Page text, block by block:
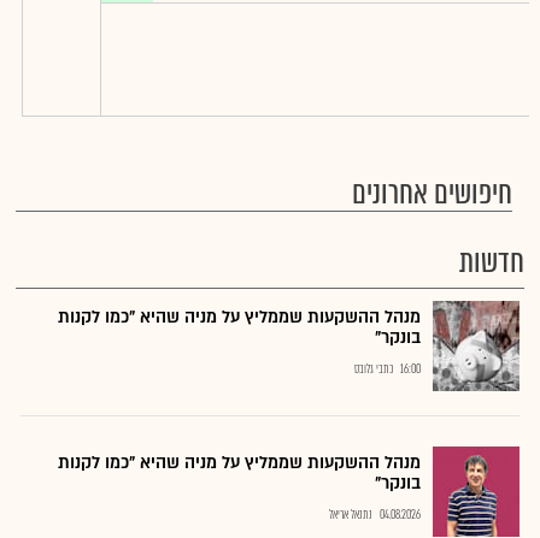
חיפושים אחרונים
חדשות
מנהל ההשקעות שממליץ על מניה שהיא "כמו לקנות
בונקר"
16:00 כתבי גלובס
מנהל ההשקעות שממליץ על מניה שהיא "כמו לקנות
בונקר"
04.08.2026 נתנאל אריאל